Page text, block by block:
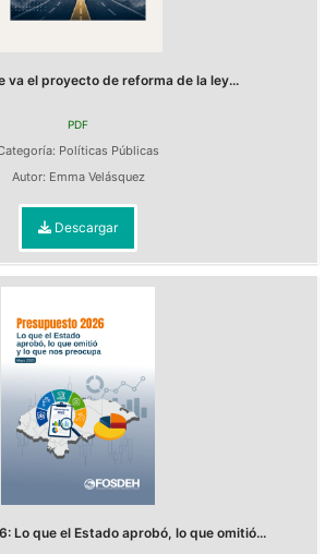
va el proyecto de reforma de la ley...
PDF
Políticas Públicas
Autor: Emma Velásquez
Descargar
Lo que el Estado aprobó, lo que omitió...